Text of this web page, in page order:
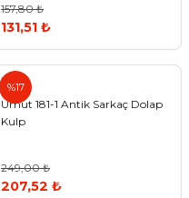
157,80 ₺
131,51 ₺
%17
Umut
Umut 181-1 Antik Sarkaç Dolap
Kulp
249,00 ₺
207,52 ₺